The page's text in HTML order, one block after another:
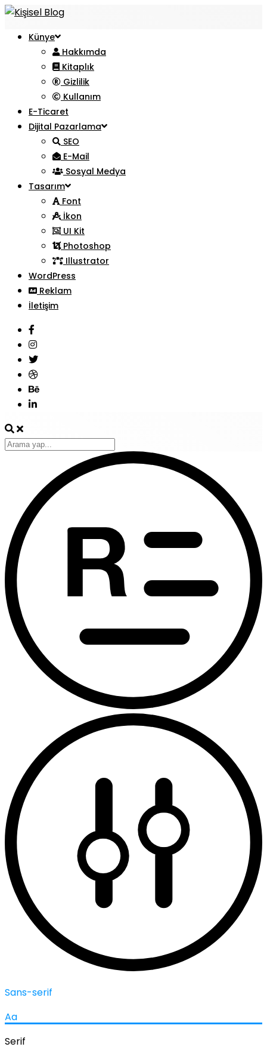
Künye
Hakkımda
Kitaplık
Gizlilik
Kullanım
E-Ticaret
Dijital Pazarlama
SEO
E-Mail
Sosyal Medya
Tasarım
Font
İkon
UI Kit
Photoshop
Illustrator
WordPress
Reklam
İletişim
Sans-serif
Aa
Serif